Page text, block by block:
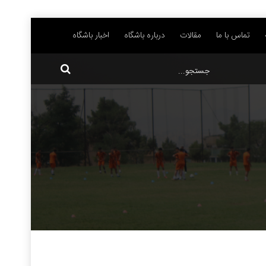
تماس با ما مقالات درباره باشگاه اخبار باشگاه